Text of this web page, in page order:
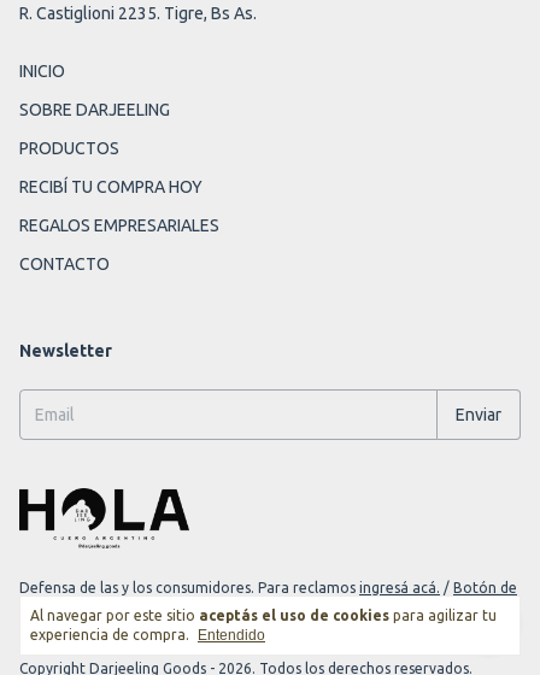
Al navegar por este sitio aceptás el uso de cookies para agilizar tu
experiencia de compra.
Entendido
R. Castiglioni 2235. Tigre, Bs As.
INICIO
SOBRE DARJEELING
PRODUCTOS
RECIBÍ TU COMPRA HOY
REGALOS EMPRESARIALES
CONTACTO
Newsletter
Defensa de las y los consumidores. Para reclamos ingresá acá. / Botón de
Copyright Darjeeling Goods - 2026. Todos los derechos reservados.